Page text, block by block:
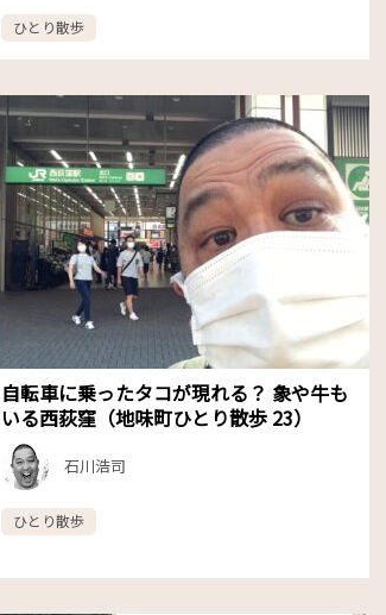
ひとり散歩
自転車に乗ったタコが現れる？ 象や牛も
いる西荻窪（地味町ひとり散歩 23）
石川浩司
ひとり散歩